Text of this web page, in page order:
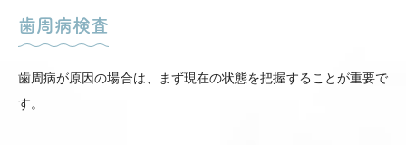
歯周病検査
歯周病が原因の場合は、まず現在の状態を把握することが重要で
す。